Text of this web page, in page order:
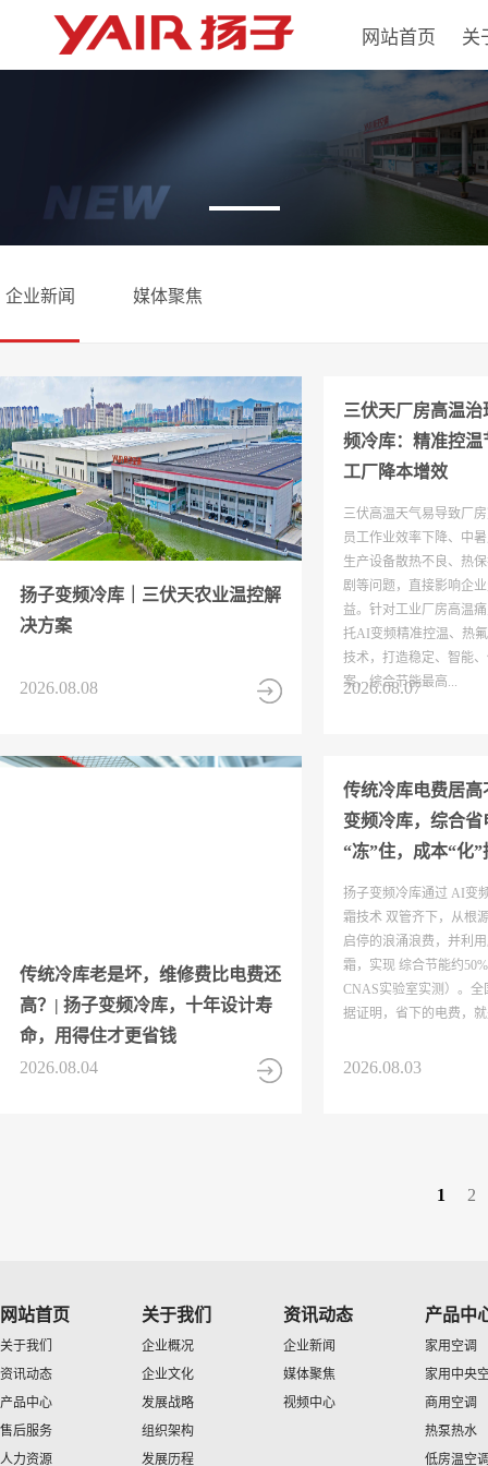
网站首页 关
企业新闻 媒体聚焦
扬子变频冷库｜三伏天农业温控解
决方案
2026.08.08
三伏天厂房高温
频冷库：精准控
工厂降本增效
三伏高温天气易导致厂
员工作业效率下降、中
生产设备散热不良、热
剧等问题，直接影响企
益。针对工业厂房高温
托AI变频精准控温、热
技术，打造稳定、智能
案，综合节能最高...
2026.08.07
传统冷库老是坏，维修费比电费还
高？| 扬子变频冷库，十年设计寿
命，用得住才更省钱
2026.08.04
传统冷库电费居
变频冷库，综合
“冻”住，成本“化”
扬子变频冷库通过 AI变
霜技术 双管齐下，从根
启停的浪涌浪费，并利
霜，实现 综合节能约
CNAS实验室实测）。
据证明，省下的电费，
2026.08.03
1 2
网站首页
关于我们
资讯动态
产品中心
售后服务
人力资源
关于我们
企业概况
企业文化
发展战略
组织架构
发展历程
资讯动态
企业新闻
媒体聚焦
视频中心
产品中
家用空调
家用中央
商用空调
热泵热水
低房温空